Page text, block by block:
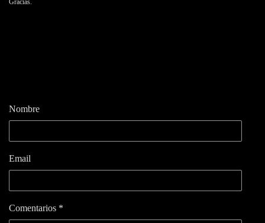
Nombre
Email
Comentarios *
Gracias.